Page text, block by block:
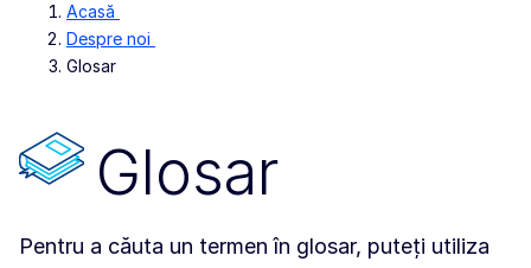
Acasă
Despre noi
Glosar
Glosar
Pentru a căuta un termen în glosar, puteți utiliza